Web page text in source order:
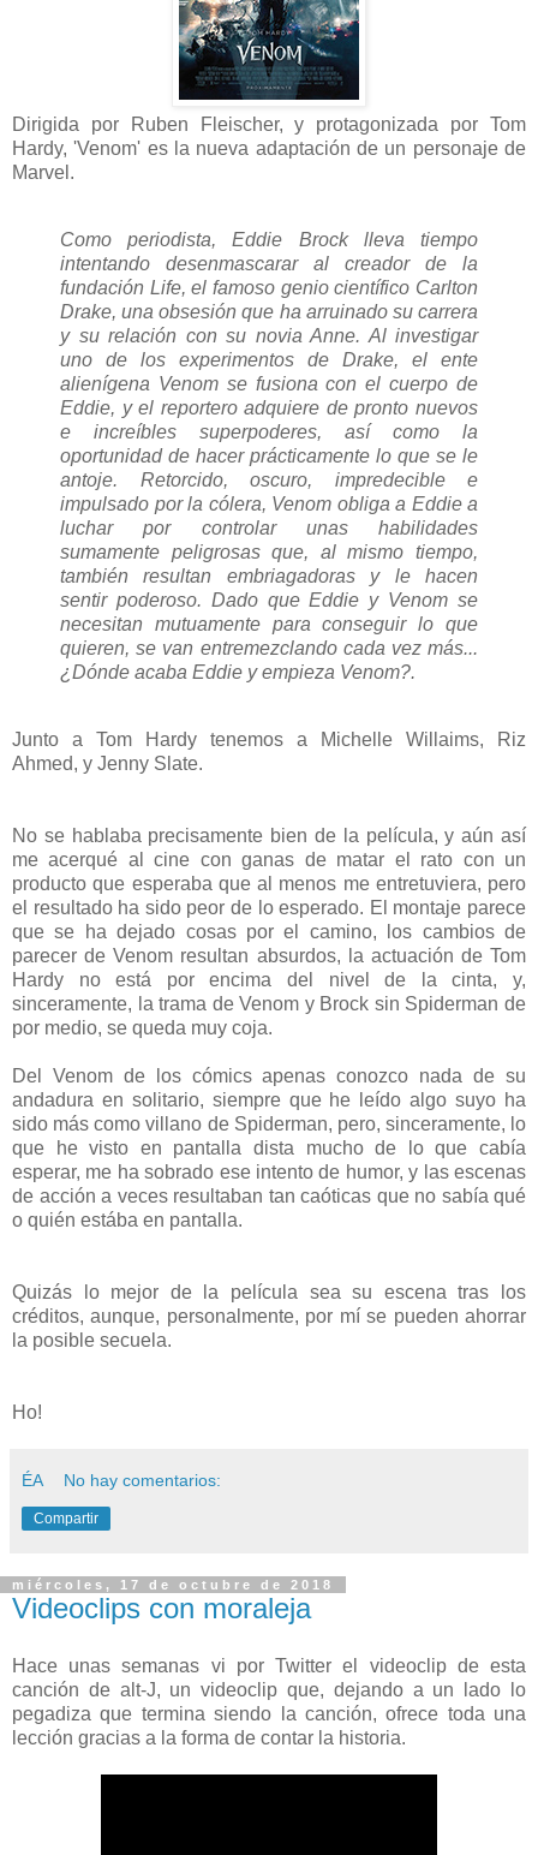
Dirigida por Ruben Fleischer, y protagonizada por Tom
Hardy, 'Venom' es la nueva adaptación de un personaje de
Marvel.
Como periodista, Eddie Brock lleva tiempo
intentando desenmascarar al creador de la
fundación Life, el famoso genio científico Carlton
Drake, una obsesión que ha arruinado su carrera
y su relación con su novia Anne. Al investigar
uno de los experimentos de Drake, el ente
alienígena Venom se fusiona con el cuerpo de
Eddie, y el reportero adquiere de pronto nuevos
e increíbles superpoderes, así como la
oportunidad de hacer prácticamente lo que se le
antoje. Retorcido, oscuro, impredecible e
impulsado por la cólera, Venom obliga a Eddie a
luchar por controlar unas habilidades
sumamente peligrosas que, al mismo tiempo,
también resultan embriagadoras y le hacen
sentir poderoso. Dado que Eddie y Venom se
necesitan mutuamente para conseguir lo que
quieren, se van entremezclando cada vez más...
¿Dónde acaba Eddie y empieza Venom?.
Junto a Tom Hardy tenemos a Michelle Willaims, Riz
Ahmed, y Jenny Slate.
No se hablaba precisamente bien de la película, y aún así
me acerqué al cine con ganas de matar el rato con un
producto que esperaba que al menos me entretuviera, pero
el resultado ha sido peor de lo esperado. El montaje parece
que se ha dejado cosas por el camino, los cambios de
parecer de Venom resultan absurdos, la actuación de Tom
Hardy no está por encima del nivel de la cinta, y,
sinceramente, la trama de Venom y Brock sin Spiderman de
por medio, se queda muy coja.
Del Venom de los cómics apenas conozco nada de su
andadura en solitario, siempre que he leído algo suyo ha
sido más como villano de Spiderman, pero, sinceramente, lo
que he visto en pantalla dista mucho de lo que cabía
esperar, me ha sobrado ese intento de humor, y las escenas
de acción a veces resultaban tan caóticas que no sabía qué
o quién estába en pantalla.
Quizás lo mejor de la película sea su escena tras los
créditos, aunque, personalmente, por mí se pueden ahorrar
la posible secuela.
Ho!
ÉA No hay comentarios:
Compartir
miércoles, 17 de octubre de 2018
Videoclips con moraleja
Hace unas semanas vi por Twitter el videoclip de esta
canción de alt-J, un videoclip que, dejando a un lado lo
pegadiza que termina siendo la canción, ofrece toda una
lección gracias a la forma de contar la historia.